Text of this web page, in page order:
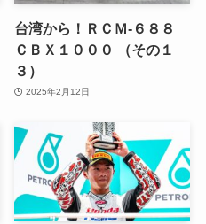
台湾から！ＲＣＭ-６８８
ＣＢＸ１０００ （その１
３）
2025年2月12日